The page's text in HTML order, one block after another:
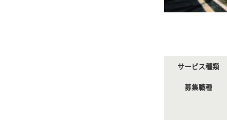
サービス種類
募集職種